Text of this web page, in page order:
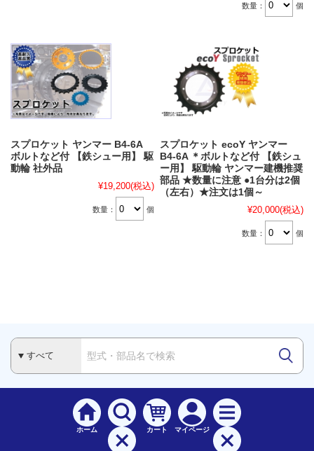
数量： 個
スプロケット ヤンマー B4-6A
ボルトなど付 【鉄シュー用】 駆
動輪 社外品
¥19,200(税込)
数量： 個
スプロケット ecoY ヤンマー
B4-6A ＊ボルトなど付 【鉄シュ
ー用】 駆動輪 ヤンマー建機推奨
部品 ★数量に注意 ●1台分は2個
（左右）★注文は1個～
¥20,000(税込)
数量： 個
ホーム カート マイページ